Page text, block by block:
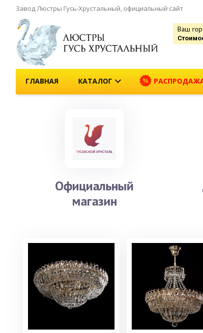
Завод Люстры Гусь-Хрустальный, официальный сайт
Ваш
ГЛАВНАЯ КАТАЛОГ
Официальный
магазин